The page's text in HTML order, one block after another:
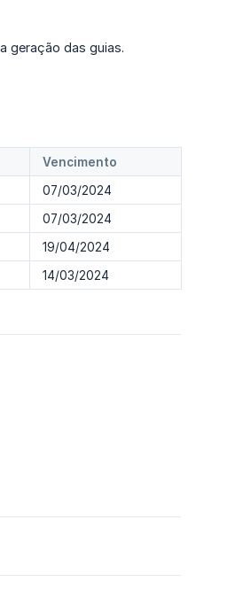
geração das guias.
Vencimento
07/03/2024
07/03/2024
19/04/2024
14/03/2024